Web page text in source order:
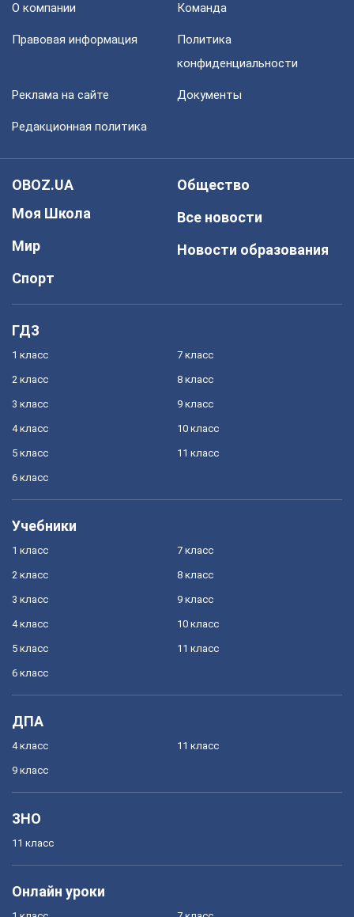
О компании Команда
Правовая информация
Политика
конфиденциальности
Реклама на сайте Документы
Редакционная политика
OBOZ.UA
Моя Школа
Мир
Спорт
Общество
Все новости
Новости образования
ГДЗ
1 класс
2 класс
3 класс
4 класс
5 класс
6 класс
7 класс
8 класс
9 класс
10 класс
11 класс
Учебники
1 класс
2 класс
3 класс
4 класс
5 класс
6 класс
7 класс
8 класс
9 класс
10 класс
11 класс
ДПА
4 класс
9 класс
11 класс
ЗНО
11 класс
Онлайн уроки